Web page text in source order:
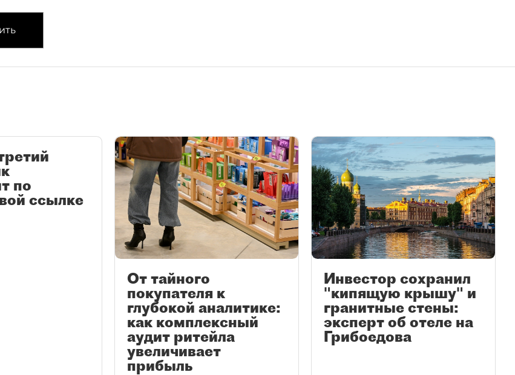
по
ссылке
От тайного
покупателя к
глубокой аналитике:
как комплексный
аудит ритейла
увеличивает
прибыль
Инвестор сохранил
"кипящую крышу" и
гранитные стены:
эксперт об отеле на
Грибоедова